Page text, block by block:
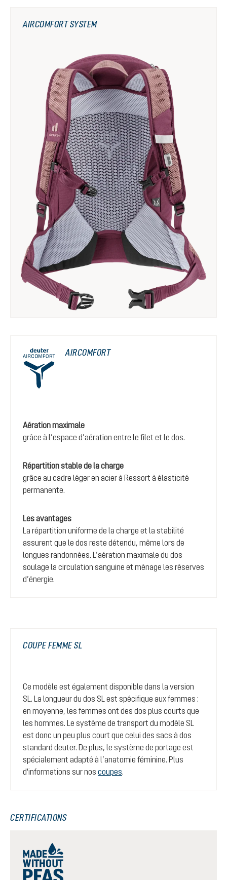
AIRCOMFORT
Aération maximale
grâce à l’espace d’aération entre le filet et le dos.
Répartition stable de la charge
grâce au cadre léger en acier à Ressort à élasticité
permanente.
Les avantages
La répartition uniforme de la charge et la stabilité
assurent que le dos reste détendu, même lors de
longues randonnées. L’aération maximale du dos
soulage la circulation sanguine et ménage les réserves
d’énergie.
COUPE FEMME SL
Ce modèle est également disponible dans la version
SL. La longueur du dos SL est spécifique aux femmes :
en moyenne, les femmes ont des dos plus courts que
les hommes. Le système de transport du modèle SL
est donc un peu plus court que celui des sacs à dos
standard deuter. De plus, le système de portage est
spécialement adapté à l’anatomie féminine. Plus
d'informations sur nos coupes.
AIRCOMFORT SYSTEM
CERTIFICATIONS